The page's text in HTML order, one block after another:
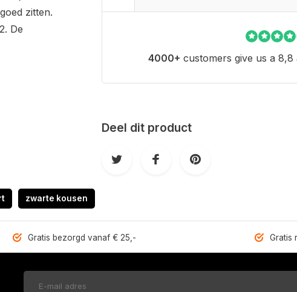
zitten.
De
4000+ customers give us a 8,8
Deel dit product
zwarte kousen
Gratis bezorgd vanaf € 25,- Gratis